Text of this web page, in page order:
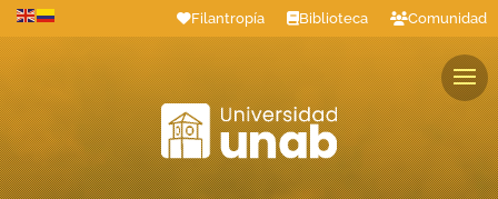
Filantropía Biblioteca Comunidad
Estudiantes Profesores Colaboradores Graduados